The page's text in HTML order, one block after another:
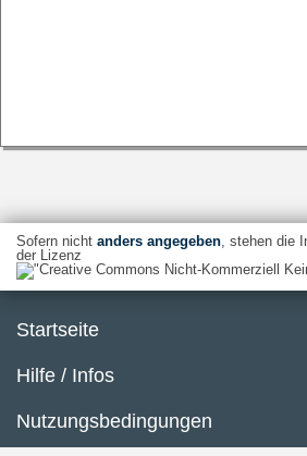
Sofern nicht anders angegeben, stehen die
der Lizenz
Startseite
Hilfe / Infos
Nutzungsbedingungen